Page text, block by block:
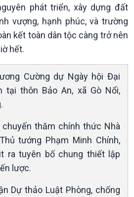
Biển đảo Việt Nam
Tâm tình biên giới và hải
đảo
Tìm hiểu biển, đảo Việt
Khoa học & Công nghệ
phát triển, xây dựng đất
vượng, hạnh phúc, và trường
kết toàn dân tộc càng trở nên
hết.
Cường dự Ngày hội Đại
tại thôn Bảo An, xã Gò Nổi,
chuyến thăm chính thức Nhà
tướng Phạm Minh Chính,
ra tuyên bố chung thiết lập
lược.
Dự thảo Luật Phòng, chống